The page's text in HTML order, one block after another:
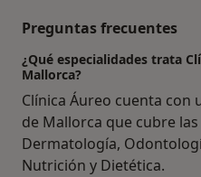
Preguntas frecuentes
¿Qué especialidades trata
Mallorca?
Clínica Áureo cuenta con
de Mallorca que cubre
Dermatología,
Nutrición y Dietética.